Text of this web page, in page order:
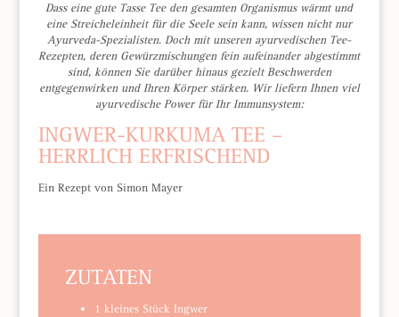
Dass eine gute Tasse Tee den gesamten Organismus wärmt und
eine Streicheleinheit für die Seele sein kann, wissen nicht nur
Ayurveda-Spezialisten. Doch mit unseren ayurvedischen Tee-
Rezepten, deren Gewürzmischungen fein aufeinander abgestimmt
sind, können Sie darüber hinaus gezielt Beschwerden
entgegenwirken und Ihren Körper stärken. Wir liefern Ihnen viel
ayurvedische Power für Ihr Immunsystem:
INGWER-KURKUMA TEE –
HERRLICH ERFRISCHEND
Ein Rezept von Simon Mayer
ZUTATEN
1 kleines Stück Ingwer